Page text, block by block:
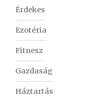
Érdekes
Ezotéria
Fitnesz
Gazdaság
Háztartás